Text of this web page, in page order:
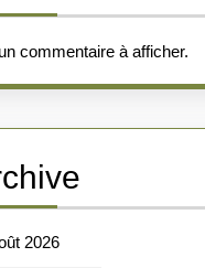
commentaire à afficher.
2026